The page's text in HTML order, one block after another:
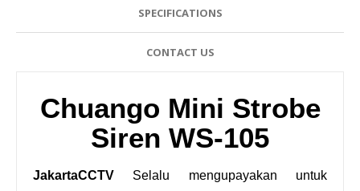
SPECIFICATIONS
CONTACT US
Chuango Mini Strobe
Siren WS-105
JakartaCCTV Selalu mengupayakan untuk